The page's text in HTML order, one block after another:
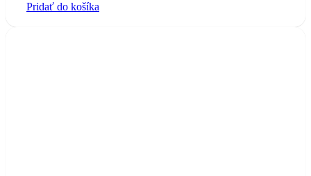
was:
Pridať do košíka